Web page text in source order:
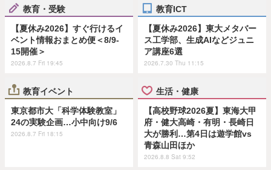
教育・受験
【夏休み2026】すぐ行けるイ
ベント情報おまとめ便＜8/9-
15開催＞
2026.8.7 Fri 19:45
教育ICT
【夏休み2026】東大メタバー
ス工学部、生成AIなどジュニ
ア講座6選
2026.7.30 Thu 11:15
教育イベント
東京都市大「科学体験教室」
24の実験企画…小中向け9/6
2026.8.7 Fri 18:15
生活・健康
【高校野球2026夏】東海大甲
府・健大高崎・有明・長崎日
大が勝利…第4日は遊学館vs
青森山田ほか
2026.8.8 Sat 9:52